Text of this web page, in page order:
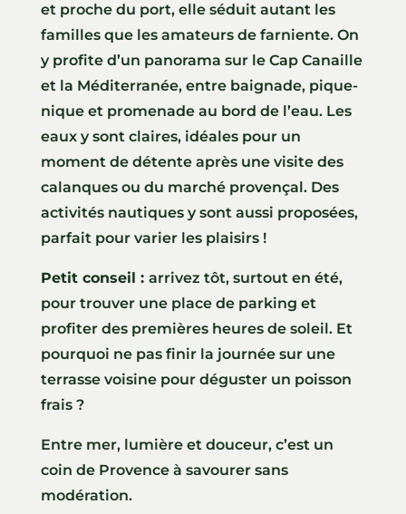
et proche du port, elle séduit autant les
familles que les amateurs de farniente. On
y profite d’un panorama sur le Cap Canaille
et la Méditerranée, entre baignade, pique-
nique et promenade au bord de l’eau. Les
eaux y sont claires, idéales pour un
moment de détente après une visite des
calanques ou du marché provençal. Des
activités nautiques y sont aussi proposées,
parfait pour varier les plaisirs !
Petit conseil : arrivez tôt, surtout en été,
pour trouver une place de parking et
profiter des premières heures de soleil. Et
pourquoi ne pas finir la journée sur une
terrasse voisine pour déguster un poisson
frais ?
Entre mer, lumière et douceur, c’est un
coin de Provence à savourer sans
modération.